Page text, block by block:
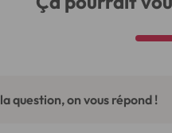
question, on vous répond !